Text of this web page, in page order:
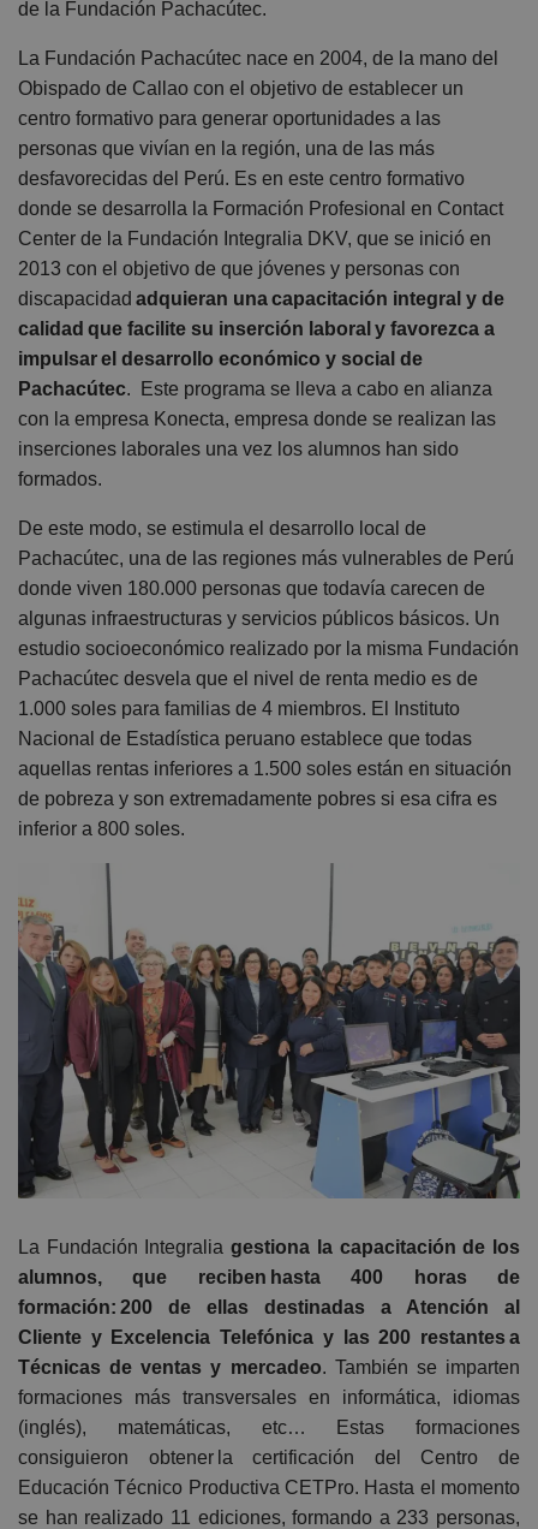
de la Fundación Pachacútec.
La Fundación Pachacútec nace en 2004, de la mano del
Obispado de Callao con el objetivo de establecer un
centro formativo para generar oportunidades a las
personas que vivían en la región, una de las más
desfavorecidas del Perú. Es en este centro formativo
donde se desarrolla la Formación Profesional en Contact
Center de la Fundación Integralia DKV, que se inició en
2013 con el objetivo de que jóvenes y personas con
discapacidad adquieran una capacitación integral y de
calidad que facilite su inserción laboral y favorezca a
impulsar el desarrollo económico y social de
Pachacútec. Este programa se lleva a cabo en alianza
con la empresa Konecta, empresa donde se realizan las
inserciones laborales una vez los alumnos han sido
formados.
De este modo, se estimula el desarrollo local de
Pachacútec, una de las regiones más vulnerables de Perú
donde viven 180.000 personas que todavía carecen de
algunas infraestructuras y servicios públicos básicos. Un
estudio socioeconómico realizado por la misma Fundación
Pachacútec desvela que el nivel de renta medio es de
1.000 soles para familias de 4 miembros. El Instituto
Nacional de Estadística peruano establece que todas
aquellas rentas inferiores a 1.500 soles están en situación
de pobreza y son extremadamente pobres si esa cifra es
inferior a 800 soles.
La Fundación Integraliagestiona la capacitación de los
alumnos, que reciben hasta 400 horas de
formación: 200 de ellas destinadas a Atención al
Cliente y Excelencia Telefónica y
las 200 restantesa
Técnicas de ventas y mercadeo. También se imparten
formaciones más transversales en informática, idiomas
(inglés), matemáticas, etc… Estas formaciones
consiguieron obtener la certificación del Centro de
Educación Técnico Productiva CETPro. Hasta el momento
se han realizado 11 ediciones, formando a 233 personas,